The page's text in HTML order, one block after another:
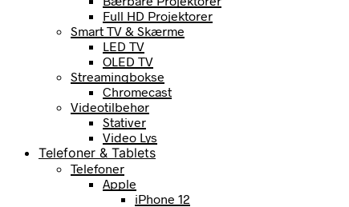
Full HD Projektorer
Smart TV & Skærme
LED TV
OLED TV
Streamingbokse
Chromecast
Videotilbehør
Stativer
Video Lys
Telefoner & Tablets
Telefoner
Apple
iPhone 12